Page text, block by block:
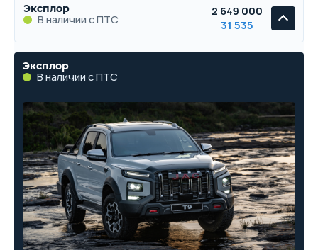
Эксплор
В наличии с ПТС
2 649 000
31 535
Эксплор
В наличии с ПТС